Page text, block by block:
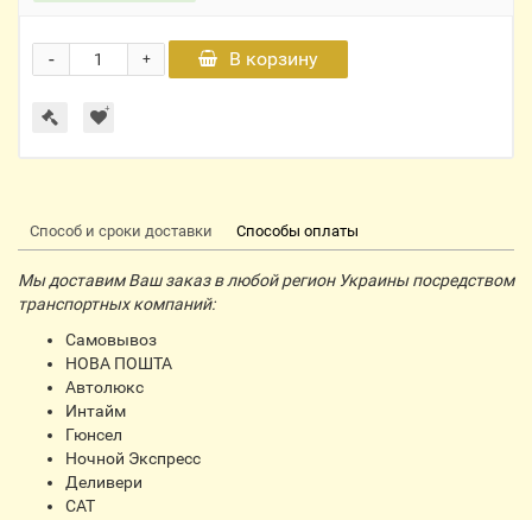
+
- В корзину
Способ и сроки доставки Способы оплаты
Мы доставим Ваш заказ в любой регион Украины посредством
транспортных компаний:
Самовывоз
НОВА ПОШТА
Автолюкс
Интайм
Гюнсел
Ночной Экспресс
Деливери
CАТ